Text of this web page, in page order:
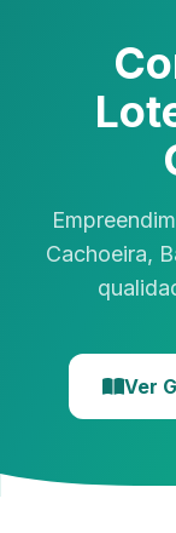
Cachoeira,
Ver